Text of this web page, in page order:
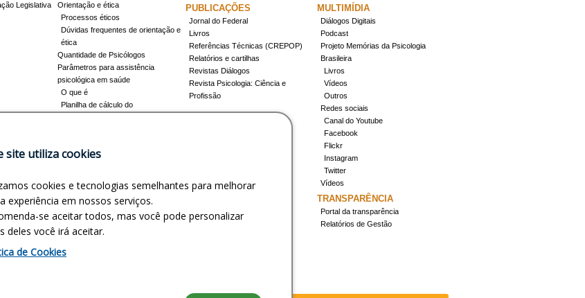
Legislativa
Orientação e ética
Processos éticos
Dúvidas frequentes de orientação e
ética
Quantidade de Psicólogos
Parâmetros para assistência
psicológica em saúde
O que é
Planilha de cálculo do
Registro de Especialista
Cursos credenciados
PUBLICAÇÕES
Jornal do Federal
Livros
Referências Técnicas (CREPOP)
Relatórios e cartilhas
Revistas Diálogos
Revista Psicologia: Ciência e
Profissão
MULTIMÍDIA
Diálogos Digitais
Podcast
Projeto Memórias da Psicologia
Brasileira
Livros
Vídeos
Outros
Redes sociais
Canal do Youtube
Facebook
Flickr
Instagram
Twitter
Vídeos
Promovidos pelo CFP
Apoio e Patrocínio
TRANSPARÊNCIA
Portal da transparência
Relatórios de Gestão
INFORMAÇÕES LEGAIS
site utiliza cookies
cookies e tecnologias semelhantes para melhorar
experiência em nossos serviços.
se aceitar todos, mas você pode personalizar
deles você irá aceitar.
de Cookies